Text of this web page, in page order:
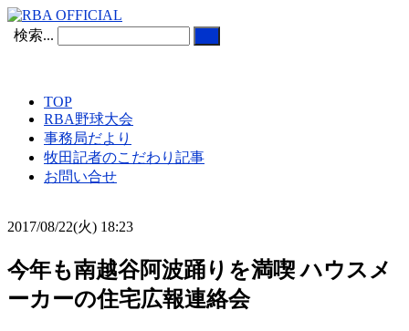
検索...
TOP
RBA野球大会
事務局だより
牧田記者のこだわり記事
お問い合せ
2017/08/22(火) 18:23
今年も南越谷阿波踊りを満喫 ハウスメ
ーカーの住宅広報連絡会